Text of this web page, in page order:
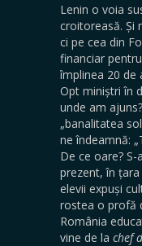
Lenin o voia
croitoreasă. Și
ci pe cea din
financiar
împlinea 20 de
Opt miniștri în
unde am
„banalitatea
ne îndeamnă:
De ce oare?
prezent, în
elevii expuși
rostea o profă
România
vine de la chef d